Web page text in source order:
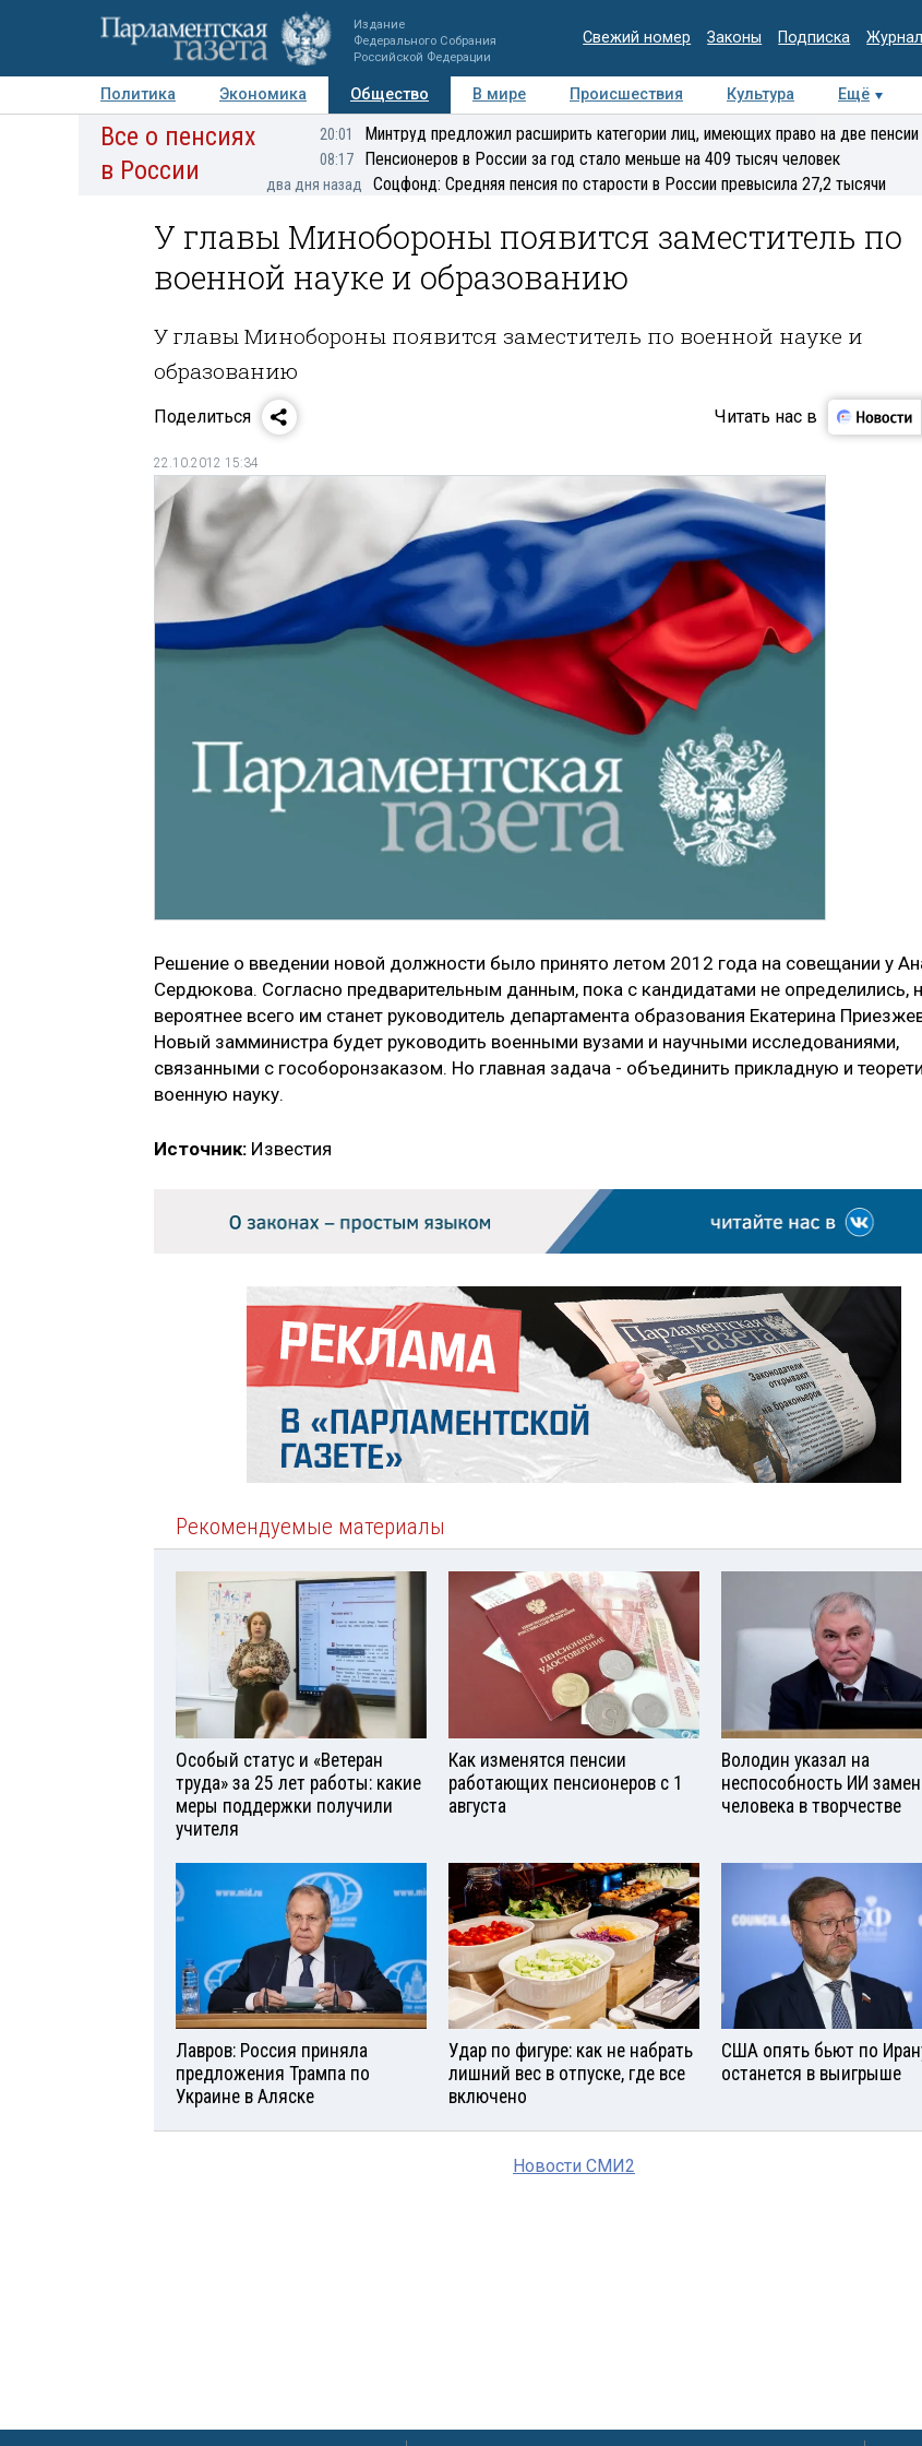
Издание
Федерального Собрания
Российской Федерации
Свежий номер Законы Подписка
Политика Экономика Общество В мире Происшествия Культура Ещё
Авторы Персоны Мнения Регионы Медиацентр Интервью Колумнисты
Все о пенсиях
в России
20:01 Минтруд предложил расширить категории лиц, имеющих право на две пенсии
08:17 Пенсионеров в России за год стало меньше на 409 тысяч человек
два дня назад Соцфонд: Средняя пенсия по старости в России превысила 27,2 тысячи
У главы Минобороны появится заместитель по
военной науке и образованию
У главы Минобороны появится заместитель по военной науке и
образованию
Поделиться Читать нас в
22.10.2012 15:34
Решение о введении новой должности было принято летом 2012 года на совещании у
Сердюкова. Согласно предварительным данным, пока с кандидатами не определились,
вероятнее всего им станет руководитель департамента образования Екатерина
Новый замминистра будет руководить военными вузами и научными исследованиями,
связанными с гособоронзаказом. Но главная задача - объединить прикладную и
военную науку.
Источник: Известия
Рекомендуемые материалы
Особый статус и «Ветеран
труда» за 25 лет работы: какие
меры поддержки получили
учителя
Как изменятся пенсии
работающих пенсионеров с 1
августа
Володин указал на
неспособность ИИ
человека в творчестве
Лавров: Россия приняла
предложения Трампа по
Украине в Аляске
Удар по фигуре: как не набрать
лишний вес в отпуске, где все
включено
США опять бьют по
останется в выигрыше
Новости СМИ2